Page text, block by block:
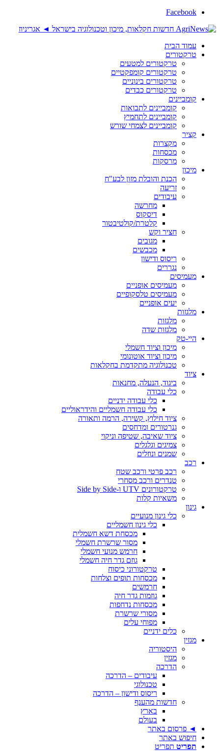
Facebook
עמוד הבית
טרקטורים
טרקטורים למטעים
טרקטורים קומפקטיים
טרקטורים בינוניים
טרקטורים כבדים
קומביינים
קומביינים לתבואות
קומביינים לתחמיץ
קומביינים לצמחי שורש
קציר
מקצרות
מכסחות
מרסקות
מיכון
הכנת והובלת מזון לבע"ח
זריעה
עיבודים
מחרשה
דיסקוס
קלטרת/קולטיבטור
חציר וקש
מגובים
מכבשים
ריסוס ודישון
נגררים
מעמיסים
מעמיסים אופניים
מעמיסים טלסקופיים
יעים אופניים
מלגזות
מלגזות
מלגזות שדה
היי-טק
מיכון וציוד חשמלי
מיכון וציוד אוטונומי
טכנולוגיה מתקדמת בחקלאות
ציוד
ביגוד, הנעלה, מחנאות
כלי עבודה
כלי עבודה ידניים
כלי עבודה חשמליים והידראוליים
ציוד חילוץ, קשירה, הרמה ותאורה
גנרטורים ומדחסים
ציוד שאיבה, שטיפה וניקוי
צמיגים וגלגלים
שמנים ונוזלים
רכב
רכב פרטי ורכב שטח
טנדרים ורכב מסחרי
טרקטורונים UTV ו-Side by Side
משאיות קלות
גינון
כלי גינון מנועיים
כלי גינון חשמליים
מכסחת דשא חשמלית
מסור שרשרת חשמלי
חרמש מנועי חשמלי
גוזם גדר חיה חשמלי
טרקטורוני כיסוח
מכסחות תופים וצלחות
חרמשים
גוזמות גדר חיה
מכסחות נדחפות
מסורי שרשרת
מפוחי עלים
כלים ידניים
מגזין
היסטוריה
מגזין
הדרכה
עיבודים – הדרכה
טכנולוגי
ריסוס ודישון – הדרכה
חדשות מהענף
בארץ
בעולם
◄ פרסום באתר
חיפוש באתר
תפריט תפריט